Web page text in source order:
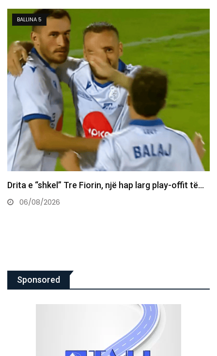
FUTBOLL
Daut Haradinaj Kurtit: Sa mirë po të sheh kombi në…
06/08/2026
Sponsored